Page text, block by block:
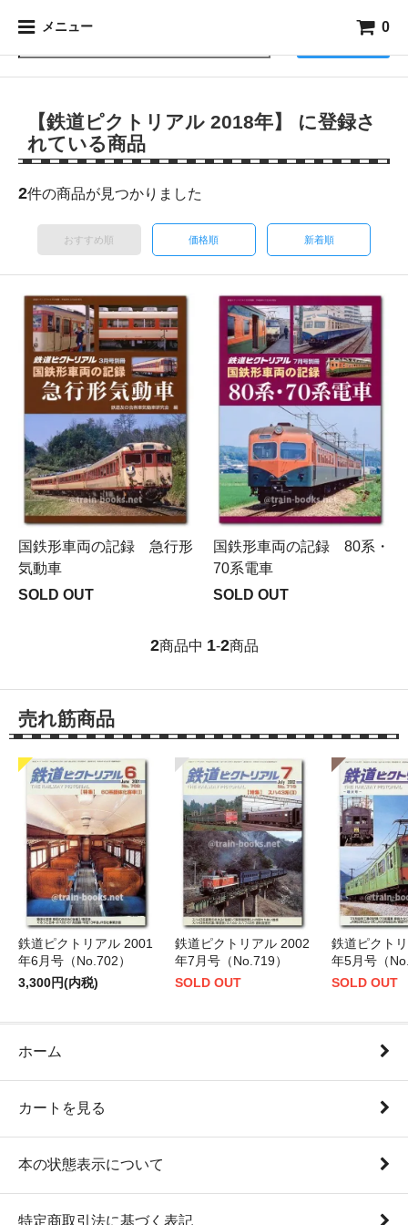
メニュー 0
【鉄道ピクトリアル 2018年】 に登録さ
れている商品
2件の商品が見つかりました
おすすめ順 価格順 新着順
国鉄形車両の記録 急行形
気動車
SOLD OUT
国鉄形車両の記録 80系・
70系電車
SOLD OUT
2商品中 1-2商品
売れ筋商品
鉄道ピクトリアル 2001
年6月号（No.702）
3,300円(内税)
鉄道ピクトリアル 2002
年7月号（No.719）
SOLD OUT
鉄道ピクト
年5月号（
SOLD OUT
ホーム
カートを見る
本の状態表示について
特定商取引法に基づく表記